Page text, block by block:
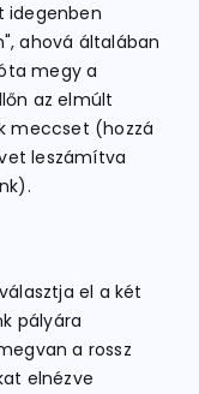
idegenben
ahová általában
megy a
az elmúlt
meccset (hozzá
leszámítva
el a két
pályára
a rossz
elnézve